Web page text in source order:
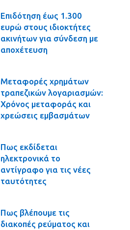
Επιδότηση έως 1.300
ευρώ στους ιδιοκτήτες
ακινήτων για σύνδεση με
αποχέτευση
Μεταφορές χρημάτων
τραπεζικών λογαριασμών:
Χρόνος μεταφοράς και
χρεώσεις εμβασμάτων
Πως εκδίδεται
ηλεκτρονικά το
αντίγραφο για τις νέες
ταυτότητες
Πως βλέπουμε τις
διακοπές ρεύματος και